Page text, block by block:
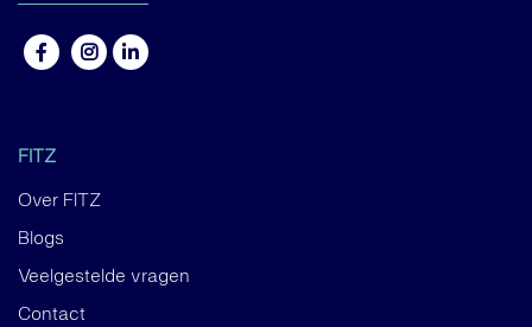
FITZ
Over FITZ
Blogs
Veelgestelde vragen
Contact